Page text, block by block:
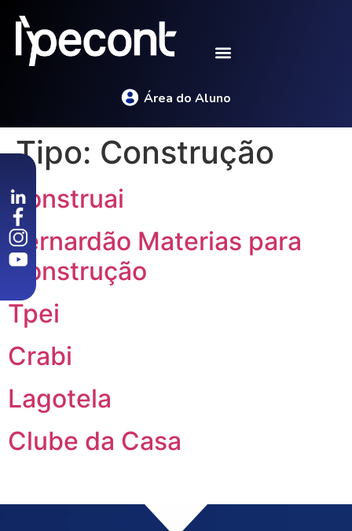
Área do Aluno
Tipo: Construção
Construai
Bernardão Materias para
Construção
Tpei
Crabi
Lagotela
Clube da Casa